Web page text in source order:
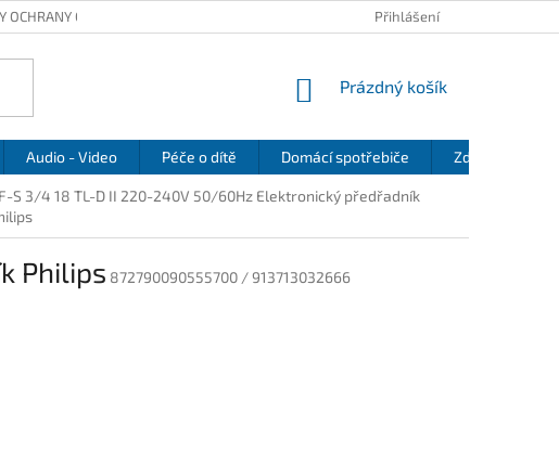
OCHRANY OSOBNÍCH ÚDAJŮ REKLAMAČNÍ ŘÁD
Přihlášení
NÁKUPNÍ
Prázdný košík
Audio - Video Péče o dítě Domácí spotřebiče Zdraví a
S 3/4 18 TL-D II 220-240V 50/60Hz Elektronický předřadník
Philips 872790090555700 / 913713032666